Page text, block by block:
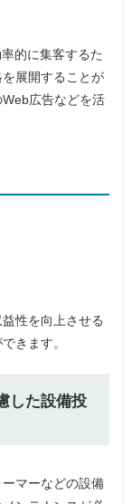
的に集客するた
展開することが
広告などを活
性を向上させる
きます。
した設備投
マーなどの設備